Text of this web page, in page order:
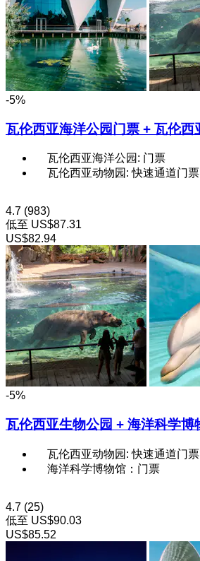
-5%
瓦伦西亚海洋公园门票 + 瓦伦西
瓦伦西亚海洋公园: 门票
瓦伦西亚动物园: 快速通道门票
4.7 (983)
低至 US$87.31
US$82.94
-5%
瓦伦西亚生物公园 + 海洋科学博
瓦伦西亚动物园: 快速通道门票
海洋科学博物馆：门票
4.7 (25)
低至 US$90.03
US$85.52